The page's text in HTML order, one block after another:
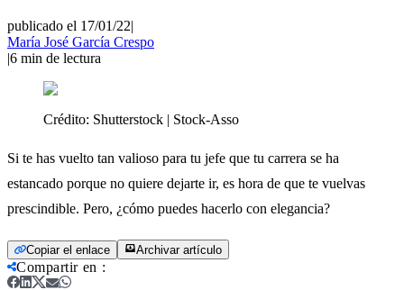
publicado el 17/01/22|
María José García Crespo
|6 min de lectura
Crédito: Shutterstock | Stock-Asso
Si te has vuelto tan valioso para tu jefe que tu carrera se ha
estancado porque no quiere dejarte ir, es hora de que te vuelvas
prescindible. Pero, ¿cómo puedes hacerlo con elegancia?
Copiar el enlace Archivar artículo
Compartir en :